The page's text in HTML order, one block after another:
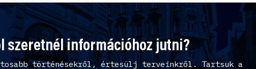
szeretnél információhoz jutni?
történésekről, értesülj terveinkről. Tartsuk a